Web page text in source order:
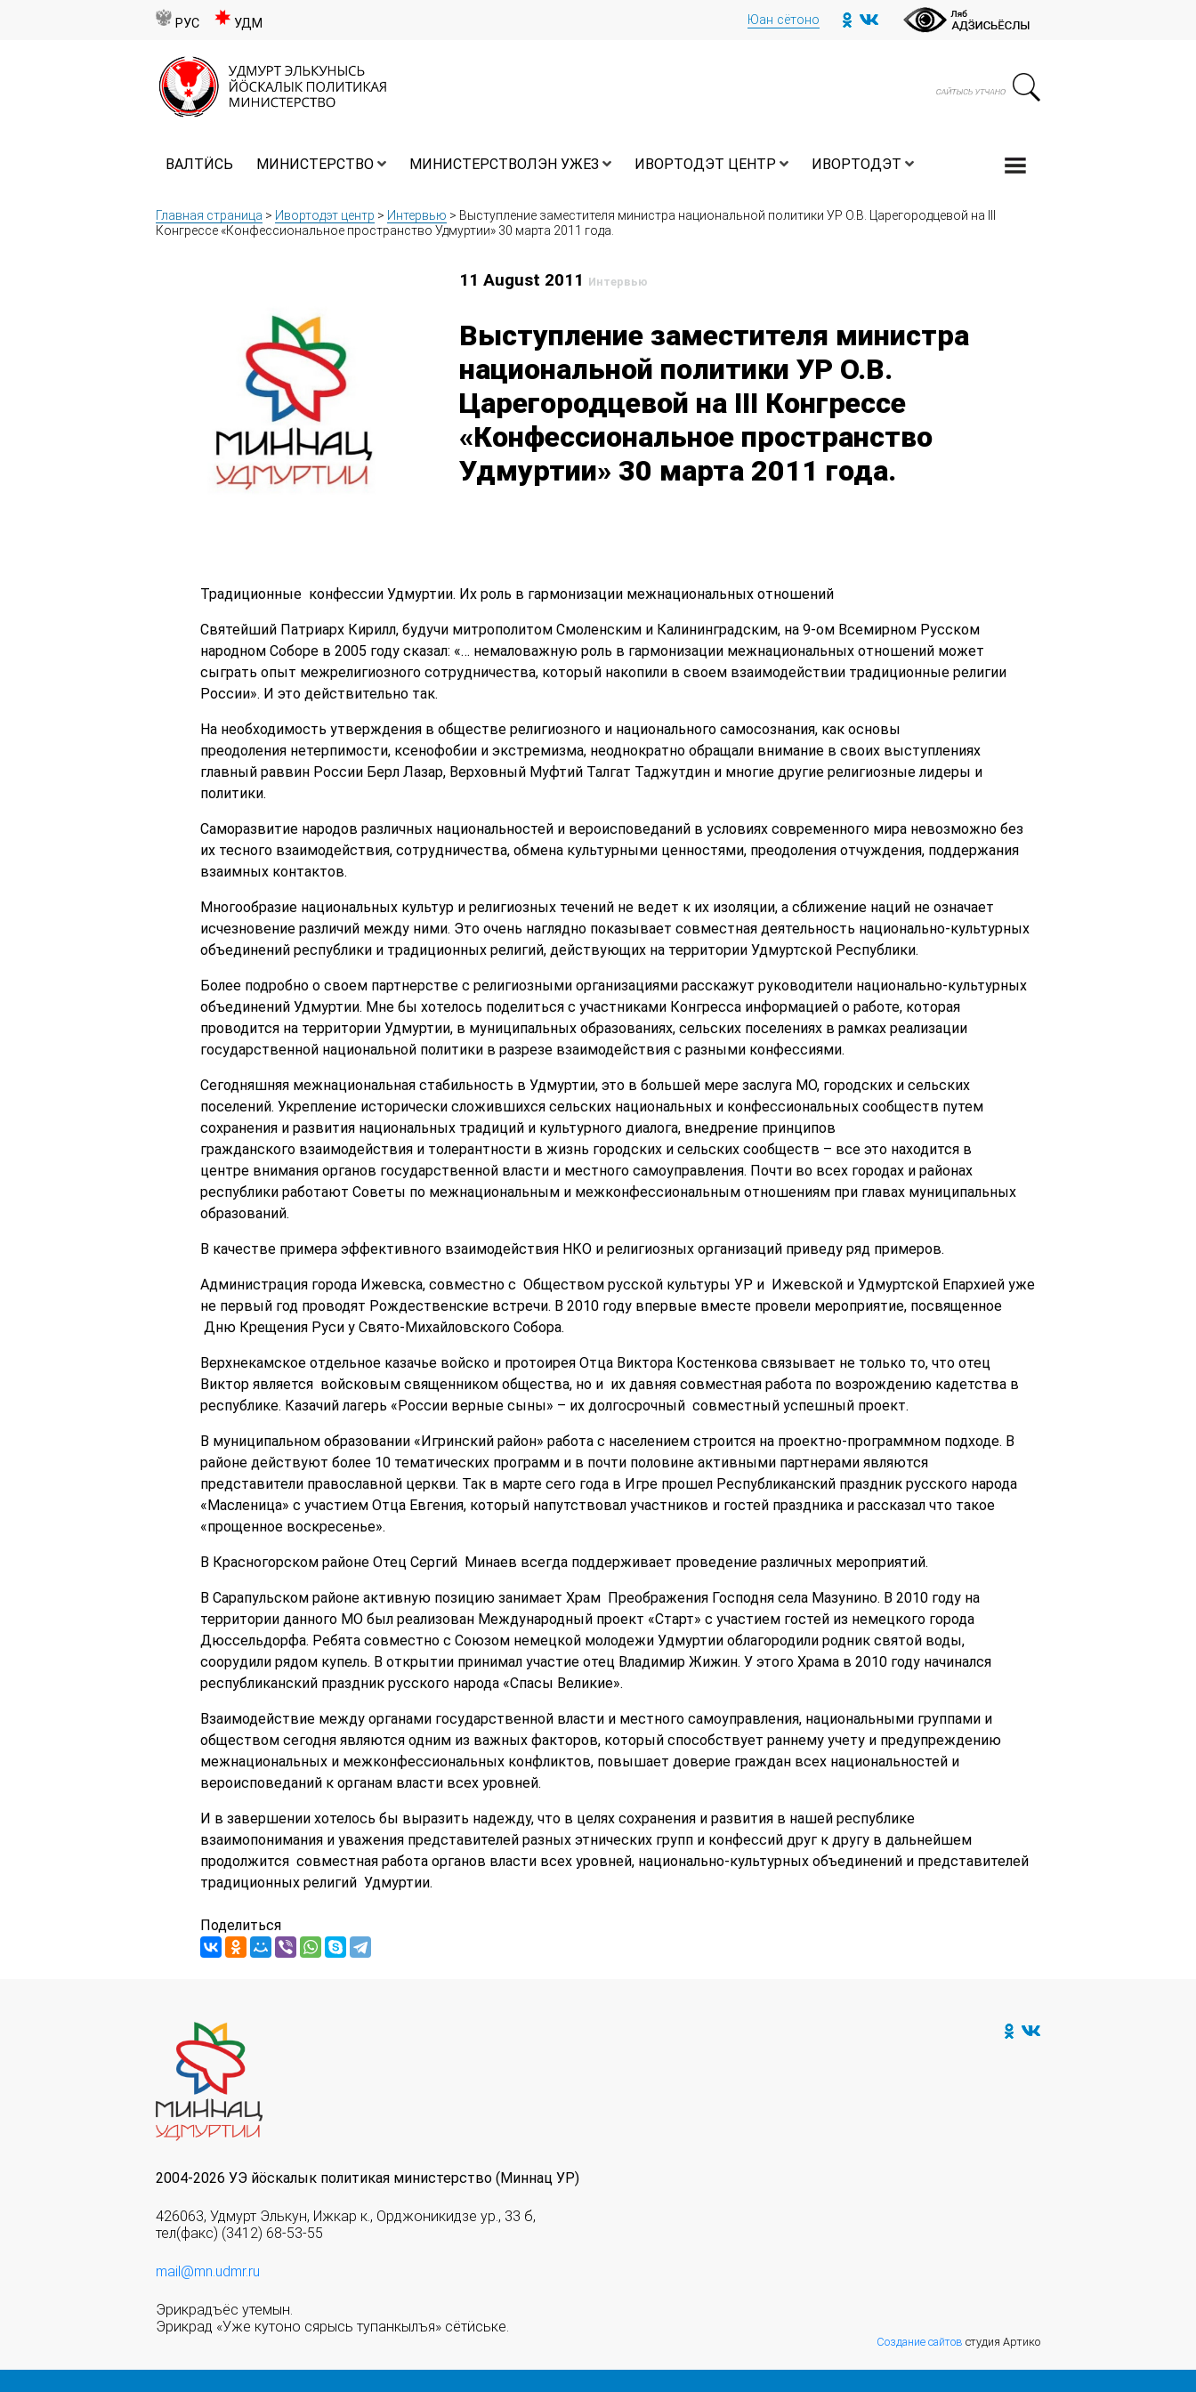
РУС УДМ Юан сётоно
ВАЛТӤСЬ МИНИСТЕРСТВО МИНИСТЕРСТВОЛЭН УЖЕЗ ИВОРТОДЭТ ЦЕНТР ИВОРТОДЭТ
Главная страница > Ивортодэт центр > Интервью > Выступление заместителя министра национальной политики УР О.В. Царегородцевой на III
Конгрессе «Конфессиональное пространство Удмуртии» 30 марта 2011 года.
11 August 2011 Интервью
Выступление заместителя министра
национальной политики УР О.В.
Царегородцевой на III Конгрессе
«Конфессиональное пространство
Удмуртии» 30 марта 2011 года.
Традиционные конфессии Удмуртии. Их роль в гармонизации межнациональных отношений
Святейший Патриарх Кирилл, будучи митрополитом Смоленским и Калининградским, на 9-ом Всемирном Русском
народном Соборе в 2005 году сказал: «… немаловажную роль в гармонизации межнациональных отношений может
сыграть опыт межрелигиозного сотрудничества, который накопили в своем взаимодействии традиционные религии
России». И это действительно так.
На необходимость утверждения в обществе религиозного и национального самосознания, как основы
преодоления нетерпимости, ксенофобии и экстремизма, неоднократно обращали внимание в своих выступлениях
главный раввин России Берл Лазар, Верховный Муфтий Талгат Таджутдин и многие другие религиозные лидеры и
политики.
Саморазвитие народов различных национальностей и вероисповеданий в условиях современного мира невозможно без
их тесного взаимодействия, сотрудничества, обмена культурными ценностями, преодоления отчуждения, поддержания
взаимных контактов.
Многообразие национальных культур и религиозных течений не ведет к их изоляции, а сближение наций не означает
исчезновение различий между ними. Это очень наглядно показывает совместная деятельность национально-культурных
объединений республики и традиционных религий, действующих на территории Удмуртской Республики.
Более подробно о своем партнерстве с религиозными организациями расскажут руководители национально-культурных
объединений Удмуртии. Мне бы хотелось поделиться с участниками Конгресса информацией о работе, которая
проводится на территории Удмуртии, в муниципальных образованиях, сельских поселениях в рамках реализации
государственной национальной политики в разрезе взаимодействия с разными конфессиями.
Сегодняшняя межнациональная стабильность в Удмуртии, это в большей мере заслуга МО, городских и сельских
поселений. Укрепление исторически сложившихся сельских национальных и конфессиональных сообществ путем
сохранения и развития национальных традиций и культурного диалога, внедрение принципов
гражданского взаимодействия и толерантности в жизнь городских и сельских сообществ – все это находится в
центре внимания органов государственной власти и местного самоуправления. Почти во всех городах и районах
республики работают Советы по межнациональным и межконфессиональным отношениям при главах муниципальных
образований.
В качестве примера эффективного взаимодействия НКО и религиозных организаций приведу ряд примеров.
Администрация города Ижевска, совместно с Обществом русской культуры УР и Ижевской и Удмуртской Епархией уже
не первый год проводят Рождественские встречи. В 2010 году впервые вместе провели мероприятие, посвященное
Дню Крещения Руси у Свято-Михайловского Собора.
Верхнекамское отдельное казачье войско и протоирея Отца Виктора Костенкова связывает не только то, что отец
Виктор является войсковым священником общества, но и их давняя совместная работа по возрождению кадетства в
республике. Казачий лагерь «России верные сыны» – их долгосрочный совместный успешный проект.
В муниципальном образовании «Игринский район» работа с населением строится на проектно-программном подходе. В
районе действуют более 10 тематических программ и в почти половине активными партнерами являются
представители православной церкви. Так в марте сего года в Игре прошел Республиканский праздник русского народа
«Масленица» с участием Отца Евгения, который напутствовал участников и гостей праздника и рассказал что такое
«прощенное воскресенье».
В Красногорском районе Отец Сергий Минаев всегда поддерживает проведение различных мероприятий.
В Сарапульском районе активную позицию занимает Храм Преображения Господня села Мазунино. В 2010 году на
территории данного МО был реализован Международный проект «Старт» с участием гостей из немецкого города
Дюссельдорфа. Ребята совместно с Союзом немецкой молодежи Удмуртии облагородили родник святой воды,
соорудили рядом купель. В открытии принимал участие отец Владимир Жижин. У этого Храма в 2010 году начинался
республиканский праздник русского народа «Спасы Великие».
Взаимодействие между органами государственной власти и местного самоуправления, национальными группами и
обществом сегодня являются одним из важных факторов, который способствует раннему учету и предупреждению
межнациональных и межконфессиональных конфликтов, повышает доверие граждан всех национальностей и
вероисповеданий к органам власти всех уровней.
И в завершении хотелось бы выразить надежду, что в целях сохранения и развития в нашей республике
взаимопонимания и уважения представителей разных этнических групп и конфессий друг к другу в дальнейшем
продолжится совместная работа органов власти всех уровней, национально-культурных объединений и представителей
традиционных религий Удмуртии.
Поделиться
2004-2026 УЭ йöскалык политикая министерство (Миннац УР)
426063, Удмурт Элькун, Ижкар к., Орджоникидзе ур., 33 б,
тел(факс) (3412) 68-53-55
mail@mn.udmr.ru
Эрикрадъёс утемын.
Эрикрад «Уже кутоно сярысь тупанкылъя» сётӥське.
Создание сайтов студия Артико